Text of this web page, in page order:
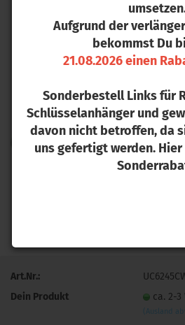
Aufgrund der
bekommst Du
21.08.2026 einen
Sonderbestell Links für
Schlüsselanhänger und
davon nicht betroffen, da
uns gefertigt werden.
Art.Nr.:
Dein Produkt
ca. 2-
(Ausland